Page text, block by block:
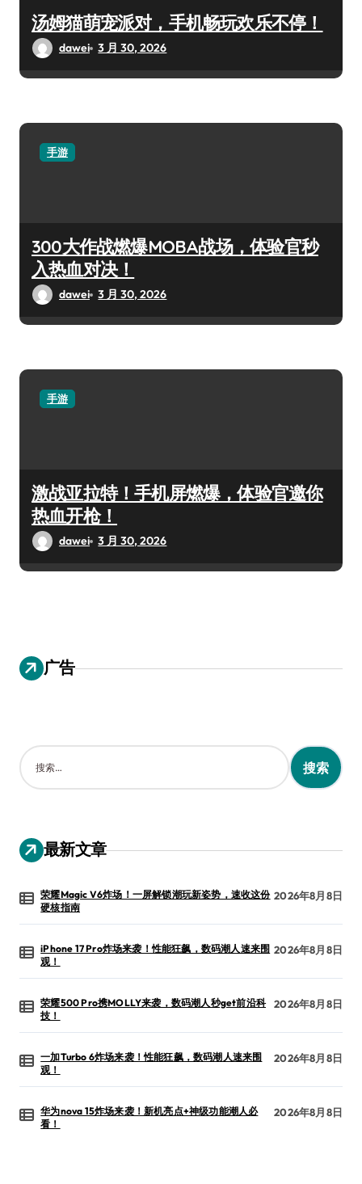
汤姆猫萌宠派对，手机畅玩欢乐不停！
dawei 3 月 30, 2026
手游
300大作战燃爆MOBA战场，体验官秒
入热血对决！
dawei 3 月 30, 2026
手游
激战亚拉特！手机屏燃爆，体验官邀你
热血开枪！
dawei 3 月 30, 2026
广告
搜
索
：
最新文章
荣耀Magic V6炸场！一屏解锁潮玩新姿势，速收这份
硬核指南
2026年8月8日
iPhone 17 Pro炸场来袭！性能狂飙，数码潮人速来围
观！
2026年8月8日
荣耀500 Pro携MOLLY来袭，数码潮人秒get前沿科
技！
2026年8月8日
一加Turbo 6炸场来袭！性能狂飙，数码潮人速来围
观！
2026年8月8日
华为nova 15炸场来袭！新机亮点+神级功能潮人必
看！
2026年8月8日